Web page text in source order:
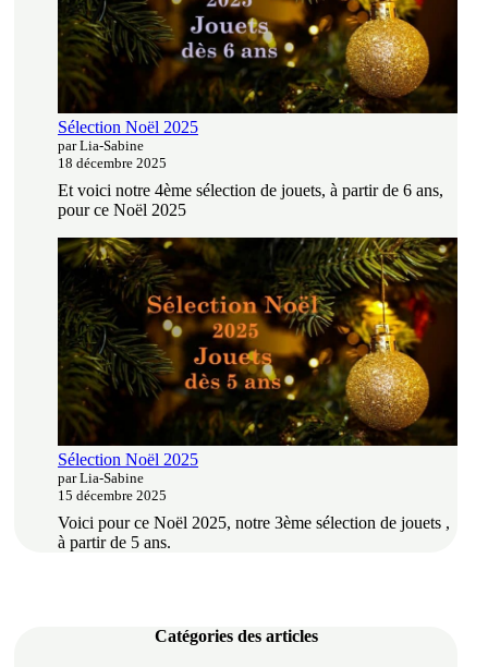
Sélection Noël 2025
par Lia-Sabine
18 décembre 2025
Et voici notre 4ème sélection de jouets, à partir de 6 ans,
pour ce Noël 2025
Sélection Noël 2025
par Lia-Sabine
15 décembre 2025
Voici pour ce Noël 2025, notre 3ème sélection de jouets ,
à partir de 5 ans.
Catégories des articles